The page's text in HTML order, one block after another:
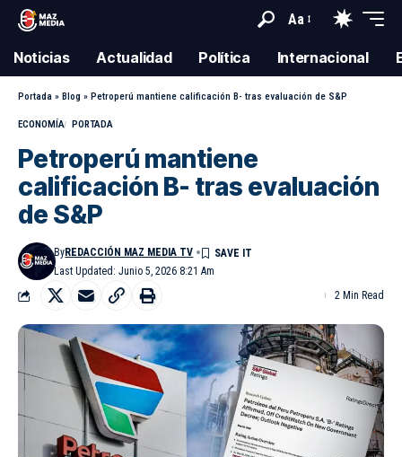
Aa
Noticias Actualidad Política Internacional
Portada » Blog » Petroperú mantiene calificación B- tras evaluación de S&P
ECONOMÍA PORTADA
Petroperú mantiene
calificación B- tras evaluación
de S&P
Last Updated: Junio 5, 2026 8:21 Am
ByREDACCIÓN MAZ MEDIA TV
2 Min Read